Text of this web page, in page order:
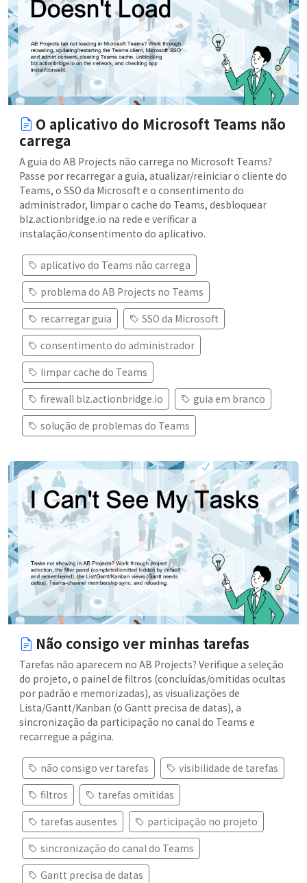
O aplicativo do Microsoft Teams não
carrega
A guia do AB Projects não carrega no Microsoft Teams?
Passe por recarregar a guia, atualizar/reiniciar o cliente do
Teams, o SSO da Microsoft e o consentimento do
administrador, limpar o cache do Teams, desbloquear
blz.actionbridge.io na rede e verificar a
instalação/consentimento do aplicativo.
aplicativo do Teams não carrega
problema do AB Projects no Teams
recarregar guia
SSO da Microsoft
consentimento do administrador
limpar cache do Teams
firewall blz.actionbridge.io
guia em branco
solução de problemas do Teams
Não consigo ver minhas tarefas
Tarefas não aparecem no AB Projects? Verifique a seleção
do projeto, o painel de filtros (concluídas/omitidas ocultas
por padrão e memorizadas), as visualizações de
Lista/Gantt/Kanban (o Gantt precisa de datas), a
sincronização da participação no canal do Teams e
recarregue a página.
não consigo ver tarefas
visibilidade de tarefas
filtros
tarefas omitidas
tarefas ausentes
participação no projeto
sincronização do canal do Teams
Gantt precisa de datas